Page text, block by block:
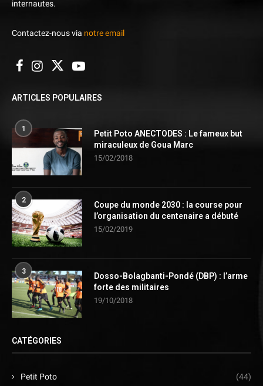
internautes.
Contactez-nous via notre email
ARTICLES POPULAIRES
1
Petit Poto ANECTODES : Le fameux but
miraculeux de Goua Marc
15/02/2018
2
Coupe du monde 2030 : la course pour
l’organisation du centenaire a débuté
15/02/2019
3
Dosso-Bolagbanti-Pondé (DBP) : l’arme
forte des militaires
19/10/2018
CATÉGORIES
Petit Poto (44)